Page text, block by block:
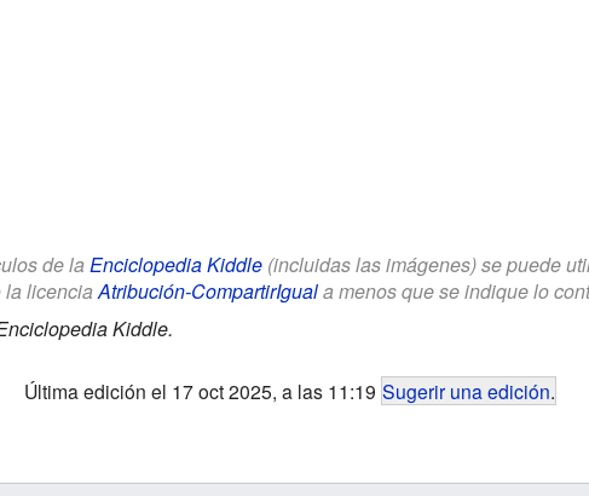
de la Enciclopedia Kiddle(incluidas las imágenes) se puede
la licencia Atribución-CompartirIguala menos que se indique lo
Kiddle.
Última edición el 17 oct 2025, a las 11:19 Sugerir una edición.